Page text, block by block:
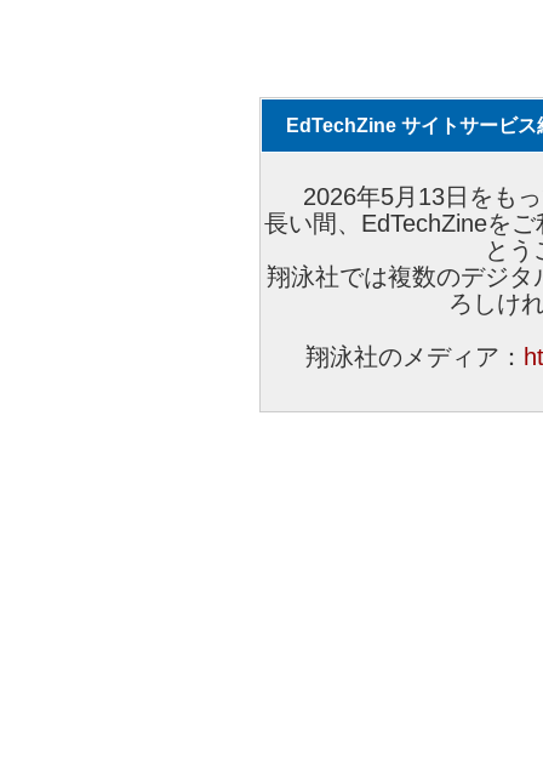
EdTechZine サイトサービス
2026年5月13日をも
長い間、EdTechZineを
とう
翔泳社では複数のデジ
ろしけ
翔泳社のメディア：